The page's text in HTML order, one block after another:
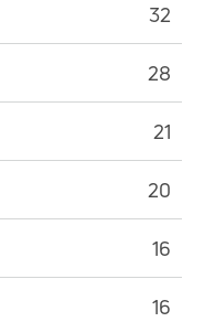
32
28
21
20
16
16